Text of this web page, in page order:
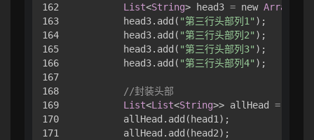
162
163
164
165
166
167
168
169
170
171
List<String> head3 = new ArrayList
        head3.add(
"第三行头部列1" );
        head3.add(
"第三行头部列2" );
        head3.add(
"第三行头部列3" );
        head3.add(
"第三行头部列4" );
//封装头部
List<List<String>> allHead =
        allHead.add(head1);
        allHead.add(head2);